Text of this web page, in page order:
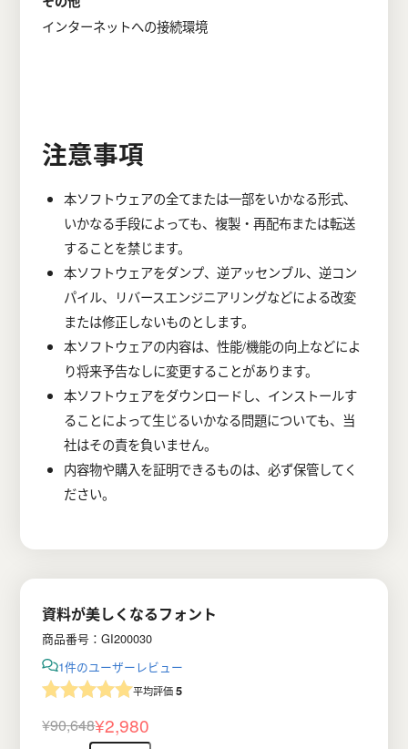
インターネットへの接続環境
注意事項
本ソフトウェアの全てまたは一部をいかなる形式、
いかなる手段によっても、複製・再配布または転送
することを禁じます。
本ソフトウェアをダンプ、逆アッセンブル、逆コン
パイル、リバースエンジニアリングなどによる改変
または修正しないものとします。
本ソフトウェアの内容は、性能/機能の向上などによ
り将来予告なしに変更することがあります。
本ソフトウェアをダウンロードし、インストールす
ることによって生じるいかなる問題についても、当
社はその責を負いません。
内容物や購入を証明できるものは、必ず保管してく
ださい。
資料が美しくなるフォント
商品番号：GI200030
1件のユーザーレビュー
平均評価5
¥90,648
元
¥2,980
現